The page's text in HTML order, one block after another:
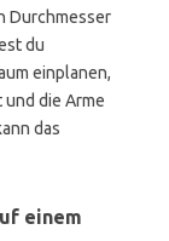
Durchmesser
du
einplanen,
und die Arme
das
einem